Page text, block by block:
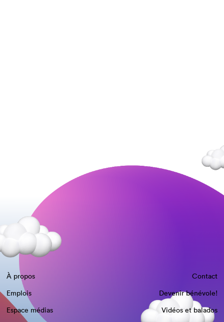
À propos
Contact
Emplois
Devenir bénévole!
Espace médias
Vidéos et balados